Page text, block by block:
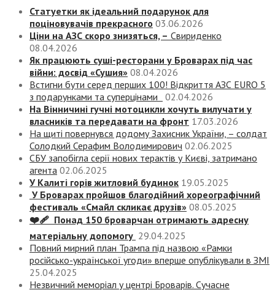
Статуетки як ідеальний подарунок для
поціновувачів прекрасного 03.06.2026
Ціни на АЗС скоро знизяться, – Свириденко
08.04.2026
Як працюють суші-ресторани у Броварах під час
війни: досвід «Сушия» 08.04.2026
Встигни бути серед перших 100! Відкриття АЗС EURO 5
з подарунками та суперцінами
02.04.2026
На Вінничині гучні мотоцикли хочуть вилучати у
власників та передавати на фронт 17.03.2026
На щиті повернувся додому Захисник України, – солдат
Солодкий Серафим Володимирович 02.06.2025
СБУ запобігла серії нових терактів у Києві, затримано
агента 02.06.2025
У Калиті горів житловий будинок 19.05.2025
У Броварах пройшов благодійний хореографічний
фестиваль «Смайл скликає друзів» 08.05.2025
❤️‍🩹 Понад 150 броварчан отримають адресну
матеріальну допомогу 29.04.2025
Повний мирний план Трампа під назвою «‎Рамки
російсько-української угоди» вперше опублікували в ЗМІ
25.04.2025
Незвичний меморіал у центрі Броварів. Сучасне